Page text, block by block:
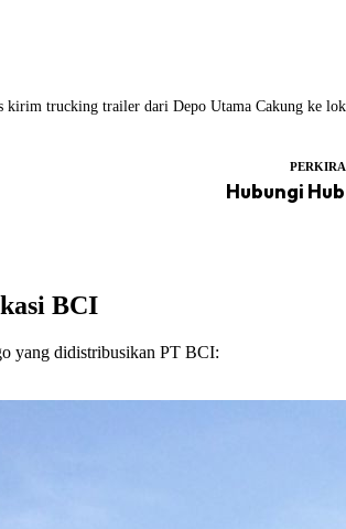
kirim trucking trailer dari Depo Utama Cakung ke
Hubungi
BCI
yang didistribusikan PT BCI: